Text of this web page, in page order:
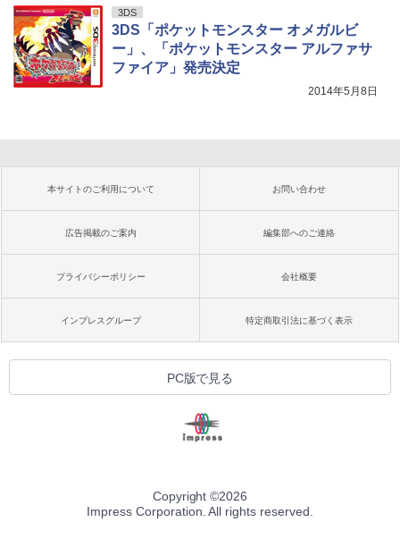
3DS
3DS「ポケットモンスター オメガルビ
ー」、「ポケットモンスター アルファサ
ファイア」発売決定
2014年5月8日
本サイトのご利用について お問い合わせ
広告掲載のご案内 編集部へのご連絡
プライバシーポリシー 会社概要
インプレスグループ 特定商取引法に基づく表示
PC版で見る
Copyright ©2026
Impress Corporation. All rights reserved.